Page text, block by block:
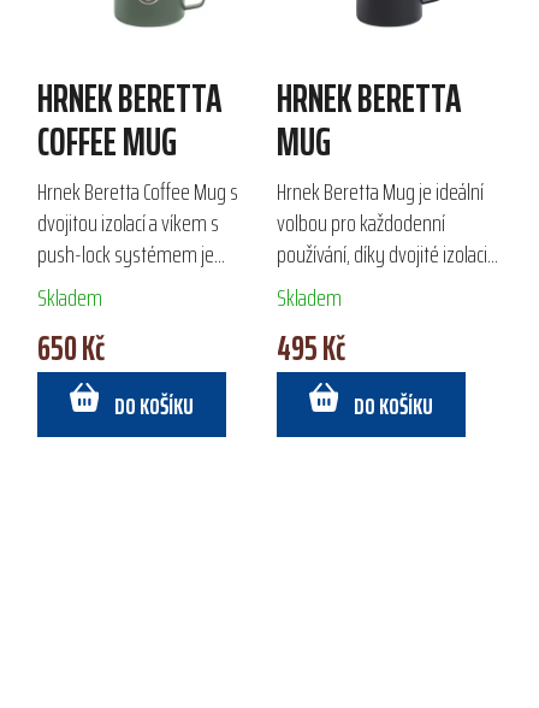
HRNEK BERETTA
COFFEE MUG
Hrnek Beretta Coffee Mug s
dvojitou izolací a víkem s
push-lock systémem je
ideální volbou pro pohodlné a
bezpečné pití na cestách. Jeho
práškový nástřik zajišťuje
vysokou...
Skladem
650 Kč
DO KOŠÍKU
HRNEK BERETTA
MUG
Hrnek Beretta Mug je ideální
volbou pro každodenní
používání, díky dvojité izolaci
udržuje nápoje teplé nebo
studené. Vyroben z 100%
nerezové oceli s práškovým
nástřikem,...
Skladem
495 Kč
DO KOŠÍKU